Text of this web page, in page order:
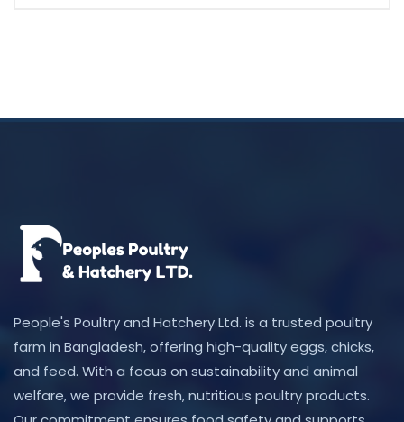
People's Poultry and Hatchery Ltd. is a trusted poultry
farm in Bangladesh, offering high-quality eggs, chicks,
and feed. With a focus on sustainability and animal
welfare, we provide fresh, nutritious poultry products.